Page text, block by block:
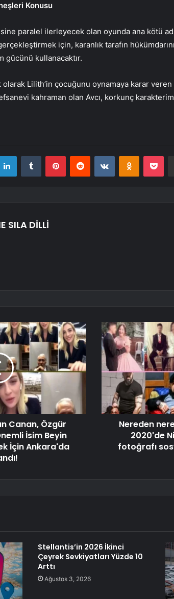
Konusu
paralel ilerleyecek olan oyunda ana kötü
için, karanlık tarafın
gücünü kullanacaktır.
olarak Lilith’in çocuğunu oynamaya karar
kahraman olan Avcı, korkunç
LinkedInTumblr PinterestReddit VKontakte
SILA DİLLİ
Canan, Özgür
İsim Beyin
İçin Ankara'da
Nereden
2020'de
fotoğrafı
Stellantis’in 2026 İkinci
Çeyrek Sevkiyatları Yüzde 10
Arttı
Ağustos 3, 2026